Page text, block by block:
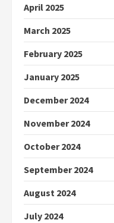
April 2025
March 2025
February 2025
January 2025
December 2024
November 2024
October 2024
September 2024
August 2024
July 2024